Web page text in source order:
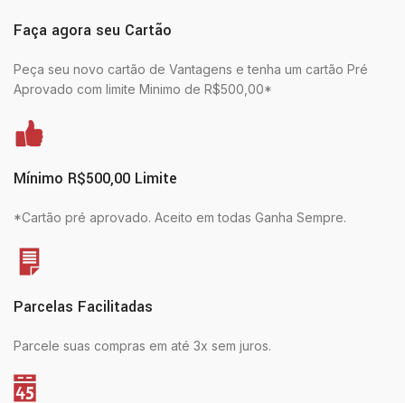
Faça agora seu Cartão
Peça seu novo cartão de Vantagens e tenha um cartão Pré
Aprovado com limite Minimo de R$500,00*
Mínimo R$500,00 Limite
*Cartão pré aprovado. Aceito em todas Ganha Sempre.
Parcelas Facilitadas
Parcele suas compras em até 3x sem juros.